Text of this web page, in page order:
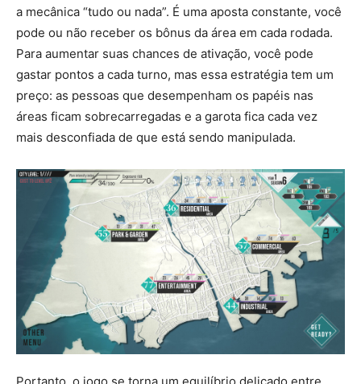
a mecânica “tudo ou nada”. É uma aposta constante, você
pode ou não receber os bônus da área em cada rodada.
Para aumentar suas chances de ativação, você pode
gastar pontos a cada turno, mas essa estratégia tem um
preço: as pessoas que desempenham os papéis nas
áreas ficam sobrecarregadas e a garota fica cada vez
mais desconfiada de que está sendo manipulada.
Portanto, o jogo se torna um equilíbrio delicado entre